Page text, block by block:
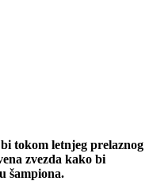
tokom letnjeg prelaznog
zvezda kako bi
šampiona.